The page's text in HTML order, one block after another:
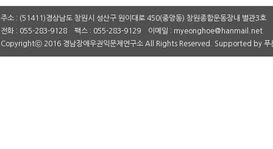
주소 : (51411)경상남도 창원시 성산구 원이대로 450(중앙동) 창원종합운동장내 별관3호
전화 : 055-283-9128 팩스 : 055-283-9129 이메일 : myeonghoe@hanmail.net
Copyrightⓒ 2016 경남장애우권익문제연구소 All Rights Reserved. Supported by 푸